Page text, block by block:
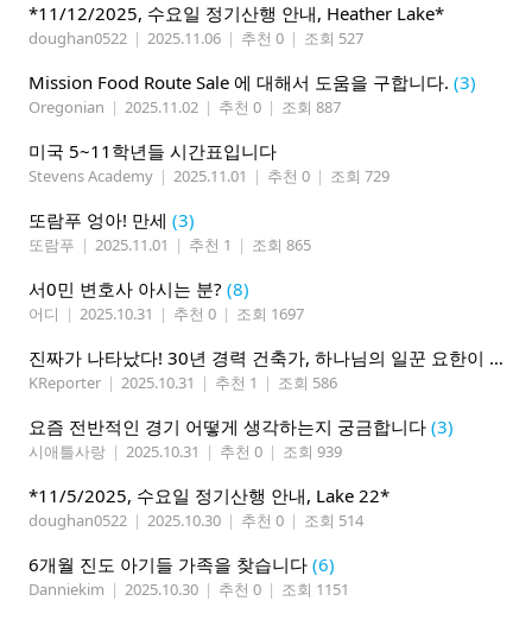
*11/12/2025, 수요일 정기산행 안내, Heather Lake*
doughan0522 | 2025.11.06 | 추천 0 | 조회 527
Mission Food Route Sale 에 대해서 도움을 구합니다. (3)
Oregonian | 2025.11.02 | 추천 0 | 조회 887
미국 5~11학년들 시간표입니다
Stevens Academy | 2025.11.01 | 추천 0 | 조회 729
또람푸 엉아! 만세 (3)
또람푸 | 2025.11.01 | 추천 1 | 조회 865
서0민 변호사 아시는 분? (8)
어디 | 2025.10.31 | 추천 0 | 조회 1697
진짜가 나타났다! 30년 경력 건축가, 하나님의 일꾼 요한이 책임 시공합니다.
KReporter | 2025.10.31 | 추천 1 | 조회 586
요즘 전반적인 경기 어떻게 생각하는지 궁금합니다 (3)
시애틀사랑 | 2025.10.31 | 추천 0 | 조회 939
*11/5/2025, 수요일 정기산행 안내, Lake 22*
doughan0522 | 2025.10.30 | 추천 0 | 조회 514
6개월 진도 아기들 가족을 찾습니다 (6)
Danniekim | 2025.10.30 | 추천 0 | 조회 1151